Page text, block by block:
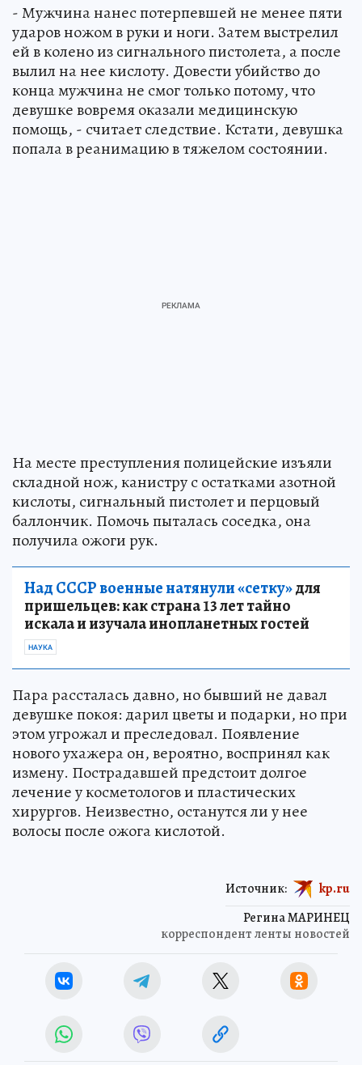
- Мужчина нанес потерпевшей не менее пяти
ударов ножом в руки и ноги. Затем выстрелил
ей в колено из сигнального пистолета, а после
вылил на нее кислоту. Довести убийство до
конца мужчина не смог только потому, что
девушке вовремя оказали медицинскую
помощь, - считает следствие. Кстати, девушка
попала в реанимацию в тяжелом состоянии.
На месте преступления полицейские изъяли
складной нож, канистру с остатками азотной
кислоты, сигнальный пистолет и перцовый
баллончик. Помочь пыталась соседка, она
получила ожоги рук.
Над СССР военные натянули «сетку»для
пришельцев: как страна 13 лет тайно
искала и изучала инопланетных гостей
НАУКА
Пара рассталась давно, но бывший не давал
девушке покоя: дарил цветы и подарки, но при
этом угрожал и преследовал. Появление
нового ухажера он, вероятно, воспринял как
измену. Пострадавшей предстоит долгое
лечение у косметологов и пластических
хирургов. Неизвестно, останутся ли у нее
волосы после ожога кислотой.
Регина МАРИНЕЦ
корреспондент ленты новостей
Источник: kp.ru